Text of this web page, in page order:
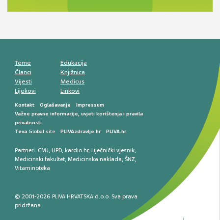
smetnji do rane onkološke dijagnostike
Teme
Članci
Vijesti
Lijekovi
Edukacija
Knjižnica
Medicus
Linkovi
Kontakt Oglašavanje
Impressum
Važne pravne informacije, uvjeti korištenja i pravila
privatnosti
Teva Global site PLIVAzdravlje.hr PLIVA.hr
Partneri: CMJ, HPD, kardio.hr, Liječnički vjesnik,
Medicinski fakultet, Medicinska naklada, ŠNZ,
Vitaminoteka
© 2001-2026 PLIVA HRVATSKA d.o.o. Sva prava
pridržana